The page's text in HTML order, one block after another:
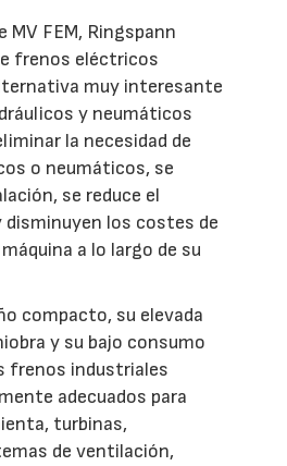
MV FEM, Ringspann
frenos eléctricos
muy interesante
y neumáticos
la necesidad de
o neumáticos, se
se reduce el
los costes de
a lo largo de su
compacto, su elevada
y su bajo consumo
frenos industriales
adecuados para
turbinas,
de ventilación,